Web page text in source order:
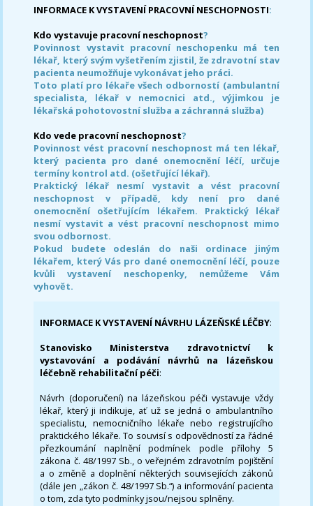
INFORMACE K VYSTAVENÍ PRACOVNÍ NESCHOPNOSTI:
Kdo vystavuje pracovní neschopnost?
Povinnost vystavit pracovní neschopenku má ten
lékař, který svým vyšetřením zjistil, že zdravotní stav
pacienta neumožňuje vykonávat jeho práci.
Toto platí pro lékaře všech odborností (ambulantní
specialista, lékař v nemocnici atd., výjimkou je
lékařská pohotovostní služba a záchranná služba)
Kdo vede pracovní neschopnost?
Povinnost vést pracovní neschopnost má ten lékař,
který pacienta pro dané onemocnění léčí, určuje
termíny kontrol atd. (ošetřující lékař).
Praktický lékař nesmí vystavit a vést pracovní
neschopnost v případě, kdy není pro dané
onemocnění ošetřujícím lékařem. Praktický lékař
nesmí vystavit a vést pracovní neschopnost mimo
svou odbornost.
Pokud budete odeslán do naši ordinace jiným
lékařem, který Vás pro dané onemocnění léčí, pouze
kvůli vystavení neschopenky, nemůžeme Vám
vyhovět.
INFORMACE K VYSTAVENÍ NÁVRHU LÁZEŇSKÉ LÉČBY:
Stanovisko Ministerstva zdravotnictví k
vystavování a podávání návrhů na lázeňskou
léčebně rehabilitační péči:
Návrh (doporučení) na lázeňskou péči vystavuje vždy
lékař, který ji indikuje, ať už se jedná o ambulantního
specialistu, nemocničního lékaře nebo registrujícího
praktického lékaře. To souvisí s odpovědností za řádné
přezkoumání naplnění podmínek podle přílohy 5
zákona č. 48/1997 Sb., o veřejném zdravotním pojištění
a o změně a doplnění některých souvisejících zákonů
(dále jen „zákon č. 48/1997 Sb.“) a informování pacienta
o tom, zda tyto podmínky jsou/nejsou splněny.